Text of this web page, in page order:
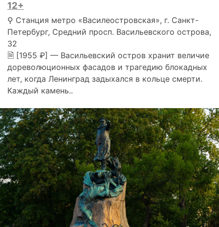
12+
⚲ Станция метро «Василеостровская», г. Санкт-
Петербург, Средний просп. Васильевского острова,
32
🗎 [1955 ₽] — Васильевский остров хранит величие
дореволюционных фасадов и трагедию блокадных
лет, когда Ленинград задыхался в кольце смерти.
Каждый камень..